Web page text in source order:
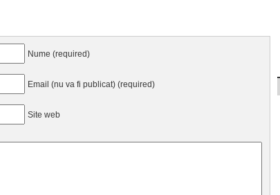
Nume (required)
Email (nu va fi publicat) (required)
Site web